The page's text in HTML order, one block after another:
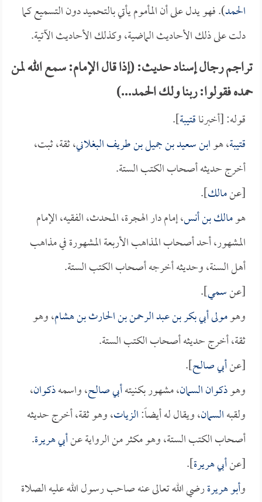
الحمد). فهو يدل على أن المأموم يأتي بالتحميد دون التسميع كما
دلت على ذلك الأحاديث الماضية، وكذلك الأحاديث الآتية.
تراجم رجال إسناد حديث: (إذا قال الإمام: سمع الله لمن
حمده فقولوا: ربنا ولك الحمد...)
قوله: [أخبرناقتيبة].
قتيبة، هوابن سعيد بن جميل بن طريف البغلاني، ثقة، ثبت،
أخرج حديثه أصحاب الكتب الستة.
[عنمالك].
هومالك بن أنس، إمام دار الهجرة، المحدث، الفقيه، الإمام
المشهور، أحد أصحاب المذاهب الأربعة المشهورة في مذاهب
أهل السنة، وحديثه أخرجه أصحاب الكتب الستة.
[عنسمي].
وهومولى أبي بكر بن عبد الرحمن بن الحارث بن هشام، وهو
ثقة، أخرج حديثه أصحاب الكتب الستة.
[عنأبي صالح].
وهوذكوان السمان، مشهور بكنيتهأبي صالح، واسمهذكوان،
ولقبهالسمان، ويقال له أيضاً:الزيات، وهو ثقة، أخرج حديثه
أصحاب الكتب الستة، وهو مكثر من الرواية عنأبي هريرة.
[عنأبي هريرة].
وأبو هريرةرضي الله تعالى عنه صاحب رسول الله عليه الصلاة